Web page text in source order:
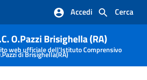
Cerca
Accedi
navigazione
O.Pazzi Brisighella (RA)
web ufficiale dell'Istituto Comprensivo
di Brisighella(RA)